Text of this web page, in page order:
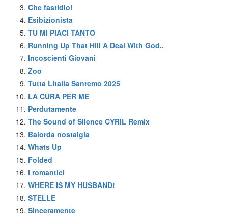
Che fastidio!
Esibizionista
TU MI PIACI TANTO
Running Up That Hill A Deal With God..
Incoscienti Giovani
Zoo
Tutta LItalia Sanremo 2025
LA CURA PER ME
Perdutamente
The Sound of Silence CYRIL Remix
Balorda nostalgia
Whats Up
Folded
I romantici
WHERE IS MY HUSBAND!
STELLE
Sinceramente